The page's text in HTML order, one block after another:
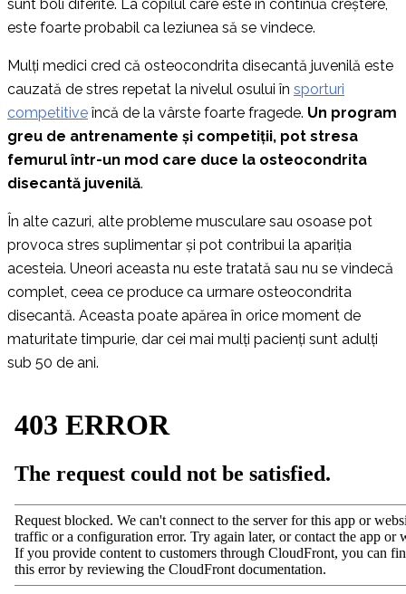
sunt boli diferite. La copilul care este în continuă creștere,
este foarte probabil ca leziunea să se vindece.
Mulți medici cred că osteocondrita disecantă juvenilă este
cauzată de stres repetat la nivelul osului în sporturi
competitiveîncă de la vârste foarte fragede. Un program
greu de antrenamente și competiții, pot stresa
femurul într-un mod care duce la osteocondrita
disecantă juvenilă.
În alte cazuri, alte probleme musculare sau osoase pot
provoca stres suplimentar și pot contribui la apariția
acesteia. Uneori aceasta nu este tratată sau nu se vindecă
complet, ceea ce produce ca urmare osteocondrita
disecantă. Aceasta poate apărea în orice moment de
maturitate timpurie, dar cei mai mulți pacienți sunt adulți
sub 50 de ani.